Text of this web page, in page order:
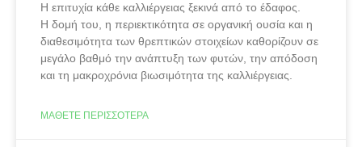
Η επιτυχία κάθε καλλιέργειας ξεκινά από το έδαφος.
Η δομή του, η περιεκτικότητα σε οργανική ουσία και η
διαθεσιμότητα των θρεπτικών στοιχείων καθορίζουν σε
μεγάλο βαθμό την ανάπτυξη των φυτών, την απόδοση
και τη μακροχρόνια βιωσιμότητα της καλλιέργειας.
ΜΆΘΕΤΕ ΠΕΡΙΣΣΌΤΕΡΑ